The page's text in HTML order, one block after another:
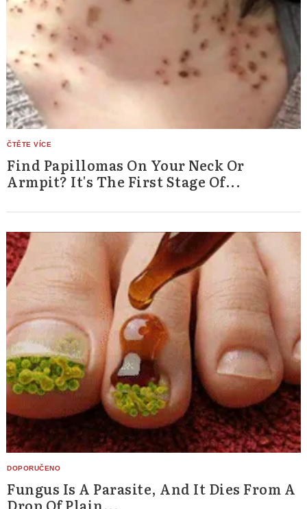
Find Papillomas On Your Neck Or
Armpit? It's The First Stage Of...
Fungus Is A Parasite, And It Dies From A